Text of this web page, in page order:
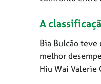
A
Bia Bulcão teve
melhor
Hiu Wai Valerie